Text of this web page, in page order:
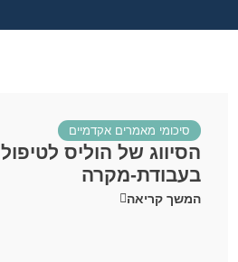
סיכומי מאמרים אקדמיים
הסיווג של הוליס לטיפול
בעבודת-מקרה
המשך קריאה